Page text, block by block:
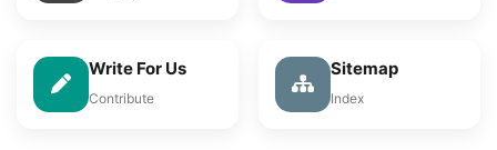
Write For Us
Contribute
Sitemap
Index